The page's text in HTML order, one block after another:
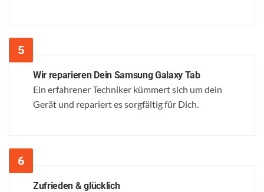
Wir reparieren Dein Samsung Galaxy Tab
Ein erfahrener Techniker kümmert sich um dein
Gerät und repariert es sorgfältig für Dich.
Zufrieden & glücklich